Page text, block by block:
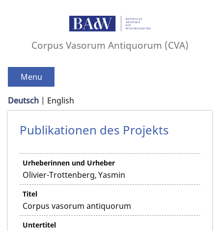
Corpus Vasorum Antiquorum (CVA)
Menu
Deutsch English
Publikationen des Projekts
Urheberinnen und Urheber
Titel
Corpus vasorum antiquorum
Untertitel